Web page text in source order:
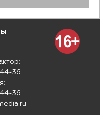
36
36